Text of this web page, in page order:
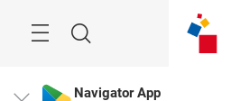
Suche
Navigator App